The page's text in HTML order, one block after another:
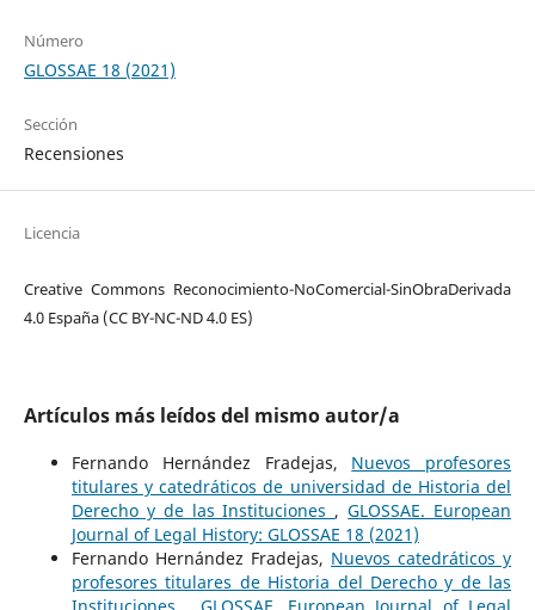
Número
GLOSSAE 18 (2021)
Sección
Recensiones
Licencia
Creative Commons Reconocimiento-NoComercial-SinObraDerivada
4.0 España (CC BY-NC-ND 4.0 ES)
Artículos más leídos del mismo autor/a
Fernando Hernández Fradejas, Nuevos profesores
titulares y catedráticos de universidad de Historia del
Derecho y de las Instituciones ,GLOSSAE. European
Journal of Legal History: GLOSSAE 18 (2021)
Fernando Hernández Fradejas, Nuevos catedráticos y
profesores titulares de Historia del Derecho y de las